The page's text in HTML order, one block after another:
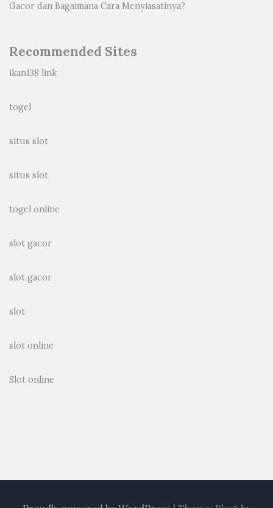
Gacor dan Bagaimana Cara Menyiasatinya?
Recommended Sites
ikan138 link
togel
situs slot
situs slot
togel online
slot gacor
slot gacor
slot
slot online
Slot online